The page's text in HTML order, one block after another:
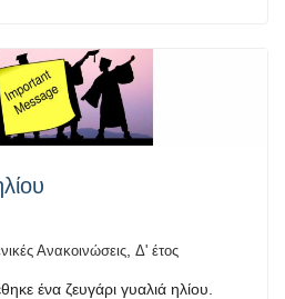
Ανακοινώσεις Δ' έτος
ένα ζευγάρι γυαλιά ηλίου.